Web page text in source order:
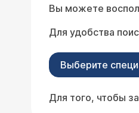
Вы можете
Для удобства
Выберите
Для того, чтобы